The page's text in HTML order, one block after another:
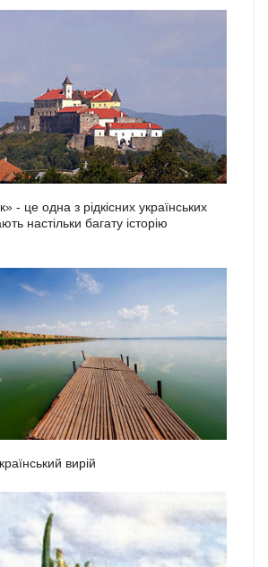
- це одна з рідкісних українських
настільки багату історію
вирій